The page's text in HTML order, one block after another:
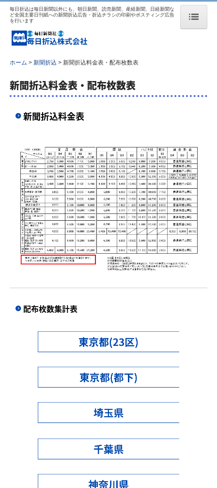
ホーム
新聞折込
毎日折込の強み
配送センター
飲食店向けパッケージ
地域密着集客支援プロジェクト
セールスプロモーション
チラシLP
ポスティング
毎日折込は毎日新聞以外にも、朝日新聞、読売新聞、産経新聞、日経新聞な
ど全国主要日刊紙への新聞折込広告・折込チラシの印刷やポスティング広告
を行います
ホーム 新聞折込 新聞折込料金表・配布枚数表
新聞折込料金表・配布枚数表
新聞折込料金表
配布枚数集計表